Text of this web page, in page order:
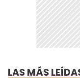
LAS MÁS